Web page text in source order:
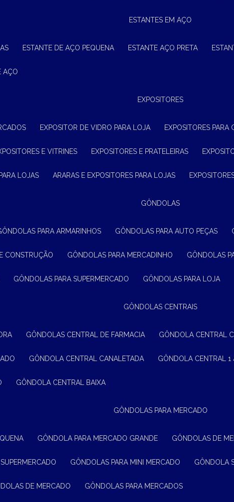
ESTANTES EM AÇO
ESTANTE DE AÇO PEQUENA ESTANTE AÇO PRETA
AÇO
EXPOSITORES
EXPOSITOR DE VIDRO PARA LOJA EXPOSITORES
E VITRINES EXPOSITORES E PRATELEIRAS
LOJAS ARARAS E EXPOSITORES PARA LOJAS
GÔNDOLAS
GÔNDOLAS PARA ARMARINHOS GÔNDOLAS PARA AUTO PEÇAS
CONSTRUÇÃO GÔNDOLAS PARA MERCADINHO GÔNDOLAS
GÔNDOLAS PARA SUPERMERCADO GÔNDOLAS PARA LOJA
GÔNDOLAS CENTRAIS
GÔNDOLAS CENTRAL DE FARMACIA GÔNDOLA CENTRAL
GÔNDOLA CENTRAL CANALETADA GÔNDOLA CENTRAL 1
GÔNDOLA CENTRAL BAIXA
GÔNDOLAS PARA MERCADO
GÔNDOLA PARA MERCADO GRANDE GÔNDOLAS DE
GÔNDOLAS PARA MINI MERCADO GÔNDOLA
DE MERCADO GÔNDOLAS PARA MERCADOS